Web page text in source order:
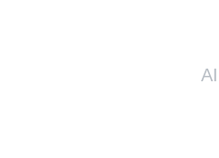
AI